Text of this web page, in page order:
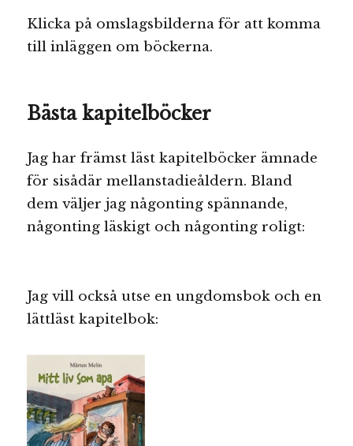
Klicka på omslagsbilderna för att komma
till inläggen om böckerna.
Bästa kapitelböcker
Jag har främst läst kapitelböcker ämnade
för sisådär mellanstadieåldern. Bland
dem väljer jag någonting spännande,
någonting läskigt och någonting roligt:
Jag vill också utse en ungdomsbok och en
lättläst kapitelbok: